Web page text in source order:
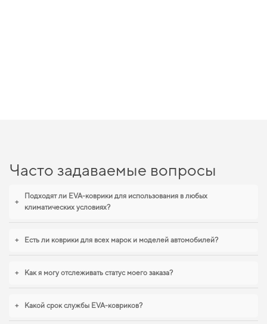
Часто задаваемые вопросы
+
Подходят ли EVA-коврики для использования в любых
климатических условиях?
+ Есть ли коврики для всех марок и моделей автомобилей?
+ Как я могу отслеживать статус моего заказа?
+ Какой срок службы EVA-ковриков?